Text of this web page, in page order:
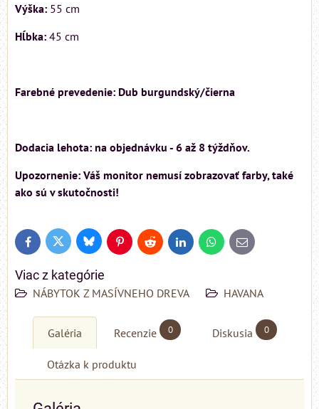
Výška: 55 cm
Hĺbka: 45 cm
Farebné prevedenie: Dub burgundský/čierna
Dodacia lehota: na objednávku - 6 až 8 týždňov.
Upozornenie: Váš monitor nemusí zobrazovať farby, také
ako sú v skutočnosti!
FacebookTwitter BlueskyPinterestReddit LinkedInWhatsApp
E-
mail
Viac z kategórie
NÁBYTOK Z MASÍVNEHO DREVA HAVANA
Galéria Recenzie 0 Diskusia 0
Otázka k produktu